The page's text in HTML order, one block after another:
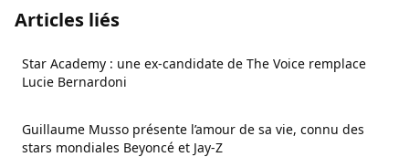
Articles liés
Star Academy : une ex-candidate de The Voice remplace
Lucie Bernardoni
Guillaume Musso présente l’amour de sa vie, connu des
stars mondiales Beyoncé et Jay-Z